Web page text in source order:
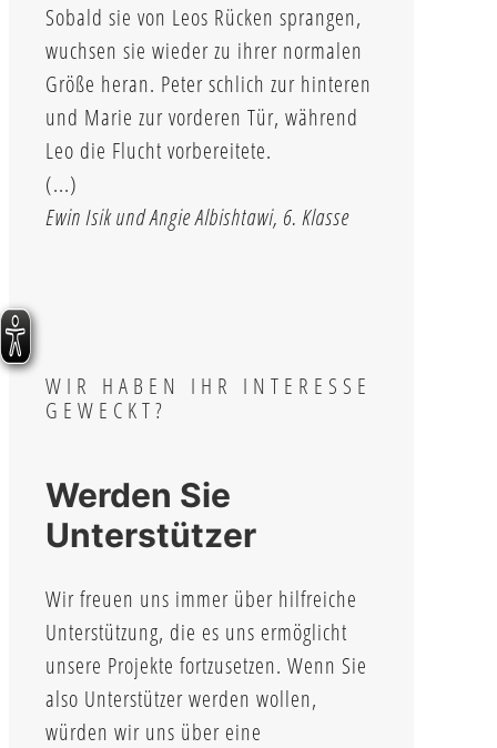
Sobald sie von Leos Rücken sprangen,
wuchsen sie wieder zu ihrer normalen
Größe heran. Peter schlich zur hinteren
und Marie zur vorderen Tür, während
Leo die Flucht vorbereitete.
(...)
Ewin Isik und Angie Albishtawi, 6. Klasse
WIR HABEN IHR INTERESSE
GEWECKT?
Werden Sie
Unterstützer
Wir freuen uns immer über hilfreiche
Unterstützung, die es uns ermöglicht
unsere Projekte fortzusetzen. Wenn Sie
also Unterstützer werden wollen,
würden wir uns über eine